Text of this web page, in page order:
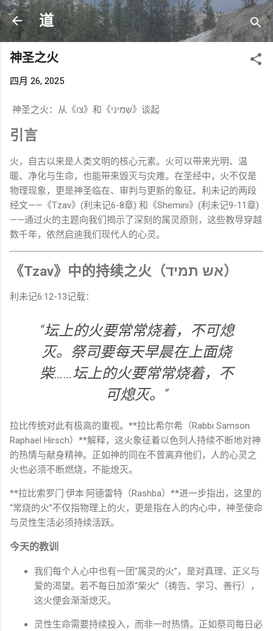
跳至主要内容
道
神圣之火
四月 26, 2025
神圣之火：从《צו》和《שְּׁמִינִי》谈起
引言
火，自古以来是人类文明的核心元素。火可以带来光明、温
暖、净化与生命，也能带来毁灭与灾难。在圣经中，火不仅是
物理现象，更是神圣临在、审判与更新的象征。利未记的两段
经文——《Tzav》(利未记6-8章) 和《Shemini》(利未记9-11章)
——通过火的主题向我们揭示了深刻的属灵原则，这些教导穿越
数千年，依然启迪我们现代人的心灵。
《Tzav》中的持续之火（אש תמיד）
利未记6:12-13记载：
“坛上的火要常常烧着，不可熄
灭。祭司要每天早晨在上面烧
柴……坛上的火要常常烧着，不
可熄灭。”
拉比传统对此有极高的重视。**拉比希尔希（Rabbi Samson
Raphael Hirsch）**解释，这火象征着以色列人持续不断地对神
的热情与献身精神。正如神的同在不曾离弃他们，人的心灵之
火也必须不断燃烧，不能熄灭。
**拉比索罗门·伊本·阿德雷特（Rashba）**进一步指出，这里的
“常烧的火”不仅指物理上的火，更是指在人的内心中，神圣使命
与灵性生活必须持续活跃。
今天的教训
我们每个人心中也有一团“属灵的火”，是对真理、正义与
爱的渴望。若不每日加添“柴火”（祷告、学习、善行），
这火便会渐渐熄灭。
灵性生命需要持续投入，而非一时热情。正如祭司每日必